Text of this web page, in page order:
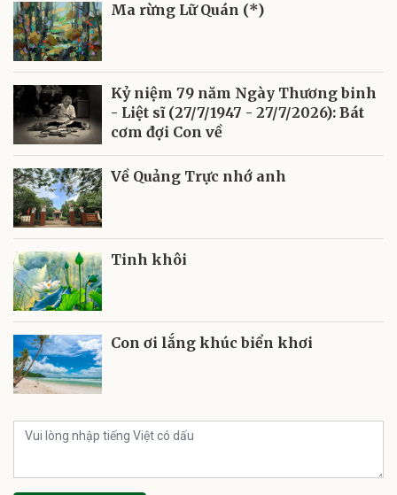
Ma rừng Lữ Quán (*)
Kỷ niệm 79 năm Ngày Thương binh
- Liệt sĩ (27/7/1947 - 27/7/2026): Bát
cơm đợi Con về
Về Quảng Trực nhớ anh
Tinh khôi
Con ơi lắng khúc biển khơi